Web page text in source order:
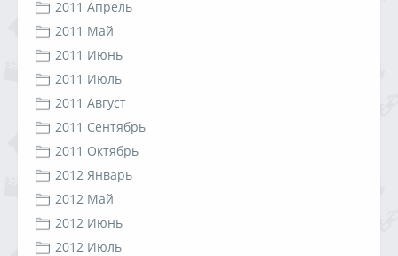
2011 Апрель
2011 Май
2011 Июнь
2011 Июль
2011 Август
2011 Сентябрь
2011 Октябрь
2012 Январь
2012 Май
2012 Июнь
2012 Июль